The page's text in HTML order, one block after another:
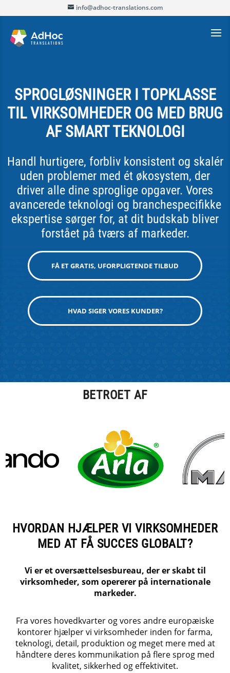
info@adhoc-translations.com
SPROGLØSNINGER I TOPKLASSE
TIL VIRKSOMHEDER OG MED BRUG
AF SMART TEKNOLOGI
Handl hurtigere, forbliv konsistent og skalér
uden problemer med ét økosystem, der
driver alle dine sproglige opgaver. Vores
avancerede teknologi og branchespecifikke
ekspertise sørger for, at dit budskab bliver
forstået på tværs af markeder.
FÅ ET GRATIS, UFORPLIGTENDE TILBUD
HVAD SIGER VORES KUNDER?
BETROET AF
HVORDAN HJÆLPER VI VIRKSOMHEDER
MED AT FÅ SUCCES GLOBALT?
Vi er et oversættelsesbureau, der er skabt til
virksomheder, som opererer på internationale
markeder.
Fra vores hovedkvarter og vores andre europæiske
kontorer hjælper vi virksomheder inden for farma,
teknologi, detail, produktion og meget mere med at
håndtere deres kommunikation på flere sprog med
kvalitet, sikkerhed og effektivitet.